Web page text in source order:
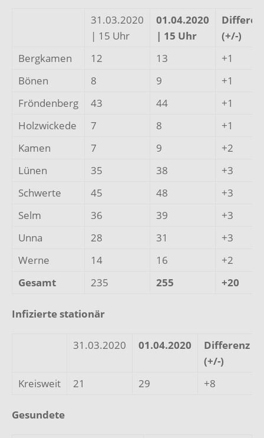
31.03.2020
| 15 Uhr
01.04.2020
| 15 Uhr
(+/-)
Bergkamen
12 13
+1
Bönen
8 9
+1
Fröndenberg
43 44
+1
Holzwickede
7 8
+1
Kamen
7 9
+2
Lünen
35 38
+3
Schwerte
45 48
+3
Selm
36 39
+3
Unna
28 31
+3
Werne
14 16
+2
Gesamt
235 255 +20
Infizierte stationär
31.03.2020 01.04.2020
Differenz
(+/-)
Kreisweit
21 29 +8
Gesundete